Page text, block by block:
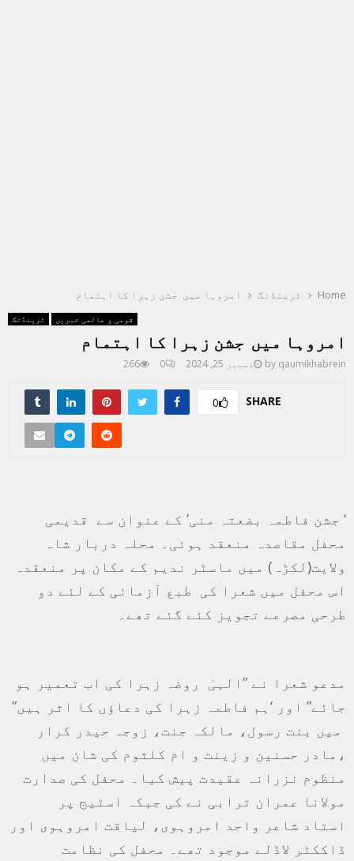
Home ٹرینڈنگ امروہا میں جشن زہرا کا اہتمام
ٹرینڈنگ قومی و عالمی خبریں
امروہا میں جشن زہرا کا اہتمام
by qaumikhabrein دسمبر 25, 2024 0
266
SHARE
0
‘ جشن فاطمہ بضعتہ منی’ کے عنوان سے قدیمی
محفل مقاصدہ منعقد ہوئی۔ محلہ دربار شاہ
ولایت(لکڑہ) میں ماسٹر ندیم کے مکان پر منعقدہ
اس محفل میں شعرا کی طبع آزمائی کے لئے دو
طرحی مصرعے تجویز کئے گئے تھے۔
مدعو شعرا نے ”الہیٰ روضہ زہرا کی اب تعمیر ہو
جائے” اور ‘ہم فاطمہ زہرا کی دعاؤں کا اثر ہیں”
میں بنت رسول، مالکہ جنت، زوجہ حیدر کرار
،مادر حسنین و زینت و ام کلثوم کی شان میں
منظوم نزرانہ عقیدت پیش کیا۔ محفل کی صدارت
مولانا عمران ترابی نے کی جبکہ اسٹیج پر
استاد شاعر واحد امروہوی، لیاقت امروہوی اور
ڈاککٹر لاڈلے موجود تھے۔ محفل کی نظامت